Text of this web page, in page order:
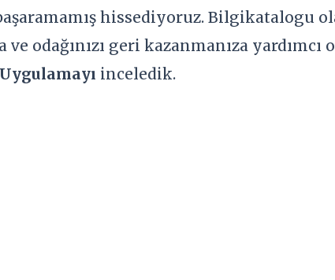
hissediyoruz. Bilgikatalogu
odağınızı geri kazanmanıza yardımcı
inceledik.